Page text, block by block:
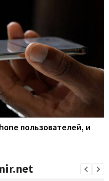
пользователей, и